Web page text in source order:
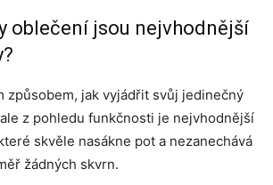
oblečení jsou nejvhodnější
způsobem, jak vyjádřit svůj jedinečný
z pohledu funkčnosti je nejvhodnější
skvěle nasákne pot a nezanechává
žádných skvrn.